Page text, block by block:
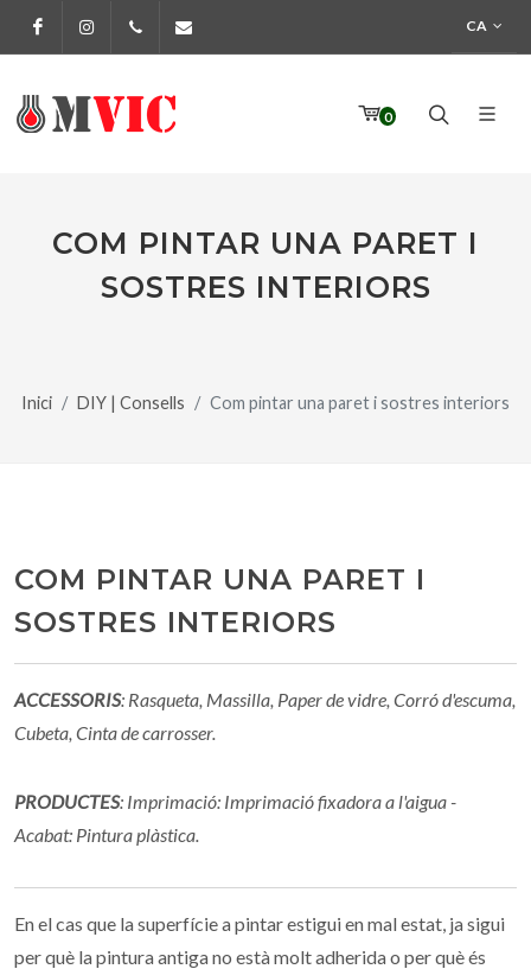
FacebookInstagram972 170 160 CA
0
COM PINTAR UNA PARET I
SOSTRES INTERIORS
Inici DIY | Consells Com pintar una paret i sostres interiors
COM PINTAR UNA PARET I
SOSTRES INTERIORS
ACCESSORIS: Rasqueta, Massilla, Paper de vidre, Corró d'escuma,
Cubeta, Cinta de carrosser.
PRODUCTES: Imprimació: Imprimació fixadora a l'aigua -
Acabat: Pintura plàstica.
En el cas que la superfície a pintar estigui en mal estat, ja sigui
per què la pintura antiga no està molt adherida o per què és